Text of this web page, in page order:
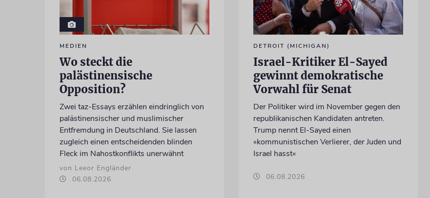
MEDIEN
Wo steckt die
palästinensische
Opposition?
Zwei taz-Essays erzählen eindringlich von
palästinensischer und muslimischer
Entfremdung in Deutschland. Sie lassen
zugleich einen entscheidenden blinden
Fleck im Nahostkonflikts unerwähnt
von Leeor Engländer
06.08.2026
DETROIT (MICHIGAN)
Israel-Kritiker El-Sayed
gewinnt demokratische
Vorwahl für Senat
Der Politiker wird im November gegen den
republikanischen Kandidaten antreten.
Trump nennt El-Sayed einen
»kommunistischen Verlierer, der Juden und
Israel hasst«
06.08.2026